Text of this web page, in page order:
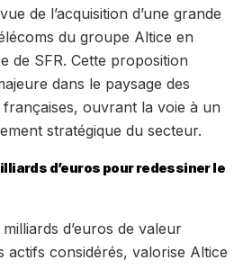
de l’acquisition d’une grande
du groupe Altice en
de SFR. Cette proposition
dans le paysage des
ouvrant la voie à un
stratégique du secteur.
d’euros pour redessiner le
d’euros de valeur
actifs considérés, valorise Altice